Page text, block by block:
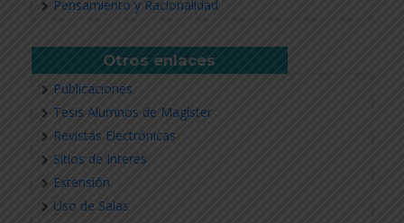
Pensamiento y Racionalidad
Otros enlaces
Publicaciones
Tesis Alumnos de Magíster
Revistas Electrónicas
Sitios de Interés
Extensión
Uso de Salas